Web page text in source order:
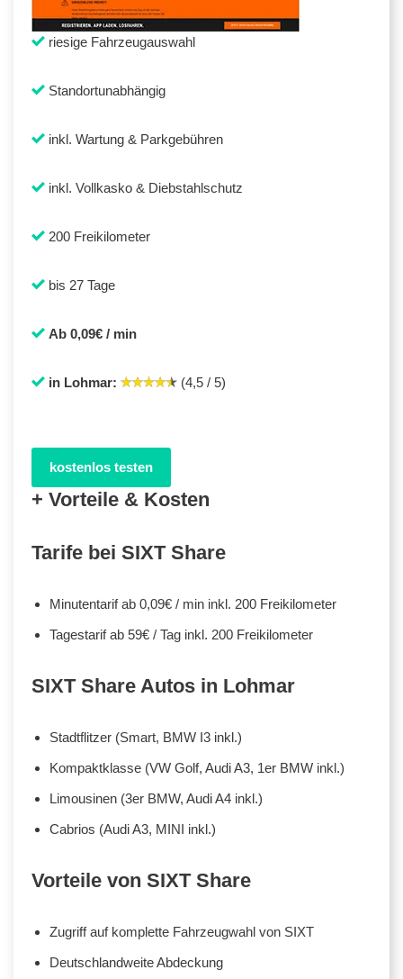
riesige Fahrzeugauswahl
Standortunabhängig
inkl. Wartung & Parkgebühren
inkl. Vollkasko & Diebstahlschutz
200 Freikilometer
bis 27 Tage
Ab 0,09€ / min
in Lohmar: (4,5 / 5)
kostenlos testen
+ Vorteile & Kosten
Tarife bei SIXT Share
Minutentarif ab 0,09€ / min inkl. 200 Freikilometer
Tagestarif ab 59€ / Tag inkl. 200 Freikilometer
SIXT Share Autos in Lohmar
Stadtflitzer (Smart, BMW I3 inkl.)
Kompaktklasse (VW Golf, Audi A3, 1er BMW inkl.)
Limousinen (3er BMW, Audi A4 inkl.)
Cabrios (Audi A3, MINI inkl.)
Vorteile von SIXT Share
Zugriff auf komplette Fahrzeugwahl von SIXT
Deutschlandweite Abdeckung